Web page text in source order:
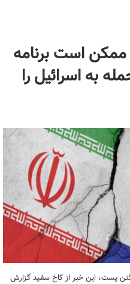
ممکن است برنامه
به اسرائیل را
پست، این خبر از کاخ سفید گزارش